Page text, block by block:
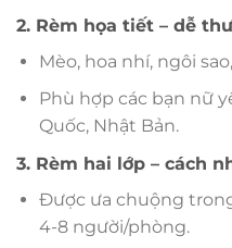
2. Rèm họa tiết – dễ
Mèo, hoa nhí, ngôi
Phù hợp các bạn nữ
Quốc, Nhật Bản.
3. Rèm hai lớp – cách
Được ưa chuộng
4-8 người/phòng.